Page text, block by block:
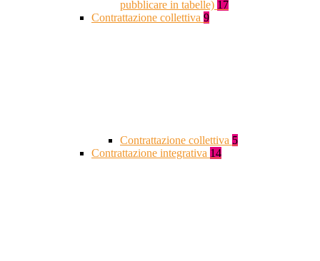
pubblicare in tabelle) 17
Contrattazione collettiva 9
Contrattazione collettiva 5
Contrattazione integrativa 14